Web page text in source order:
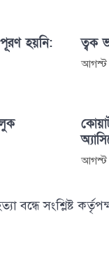
হয়নি:
ত্বক
আগস্ট
আগস্ট
বন্ধে সংশ্লিষ্ট